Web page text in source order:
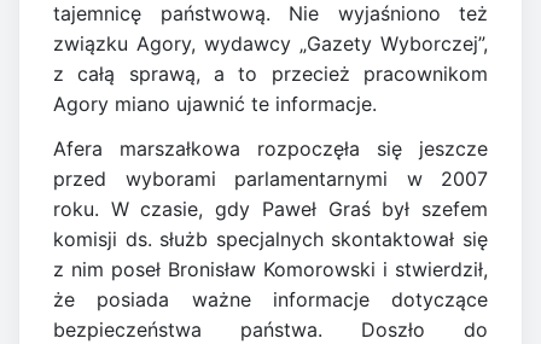
tajemnicę państwową. Nie wyjaśniono też
związku Agory, wydawcy „Gazety Wyborczej”,
z całą sprawą, a to przecież pracownikom
Agory miano ujawnić te informacje.
Afera marszałkowa rozpoczęła się jeszcze
przed wyborami parlamentarnymi w 2007
roku. W czasie, gdy Paweł Graś był szefem
komisji ds. służb specjalnych skontaktował się
z nim poseł Bronisław Komorowski i stwierdził,
że posiada ważne informacje dotyczące
bezpieczeństwa państwa. Doszło do